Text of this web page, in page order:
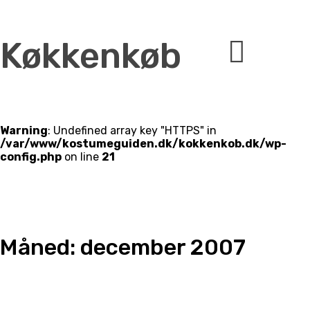
Warning: Undefined array key "HTTPS" in
/var/www/kostumeguiden.dk/kokkenkob.dk/wp-
config.php on line 21
Køkkenkøb
Måned: december 2007